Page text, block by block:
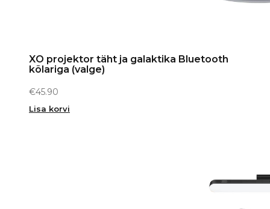
XO projektor täht ja galaktika Bluetooth
kõlariga (valge)
€45.90
Lisa korvi